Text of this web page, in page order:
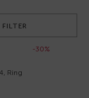
FILTER
-30%
Ring